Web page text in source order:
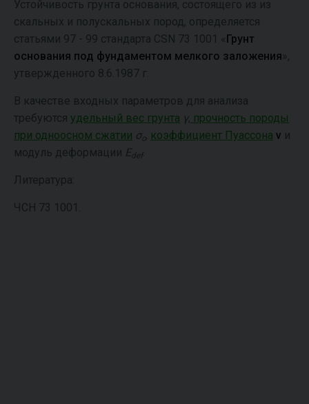
Устойчивость грунта основания, состоящего из из
скальных и полускальных пород, определяется
статьями 97 - 99 стандарта CSN 73 1001 « Грунт
основания под фундаментом мелкого заложения »,
утвержденного 8.6.1987 г.
В качестве входных параметров для анализа
требуются удельный вес грунта γ, прочность породы
при одноосном сжатии σ , коэффициент Пуассона ν и
модуль деформации E def
Литература:
ЧСН 73 1001.